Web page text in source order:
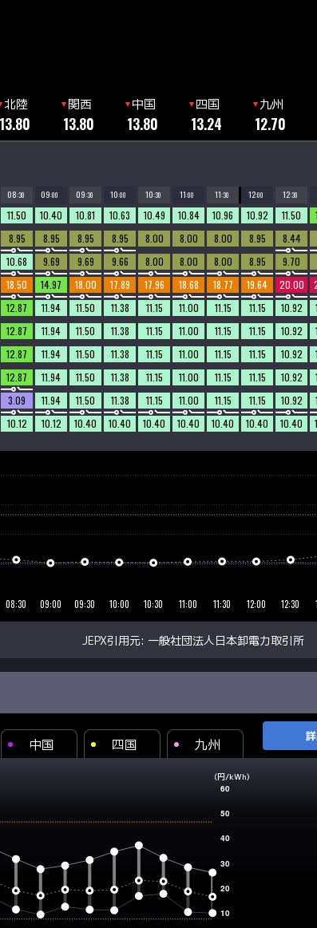
北陸
13.80
関西
13.80
中国
13.80
四国
13.24
九州
12.70
08:30 09:00 09:30 10:00 10:30 11:00 11:30 12:00 12:30
11.50 10.40 10.81 10.63 10.49 10.84 10.96 10.92 11.50
8.95 8.95 8.95 8.95 8.00 8.00 8.00 8.95 8.44
10.68 9.69 9.69 9.66 8.00 8.00 8.00 8.95 9.70
18.50 14.97 18.00 17.89 17.96 18.68 18.77 19.64 20.00
12.87 11.94 11.50 11.38 11.15 11.00 11.15 11.15 10.92
12.87 11.94 11.50 11.38 11.15 11.00 11.15 11.15 10.92
12.87 11.94 11.50 11.38 11.15 11.00 11.15 11.15 10.92
12.87 11.94 11.50 11.38 11.15 11.00 11.15 11.15 10.92
3.09 11.94 11.50 11.38 11.15 11.00 11.15 11.15 10.92
10.12 10.12 10.40 10.40 10.40 10.40 10.40 10.40 10.40
JEPX引用元: 一般社団法人日本卸電力取引所
中国 四国 九州
(円/kWh)